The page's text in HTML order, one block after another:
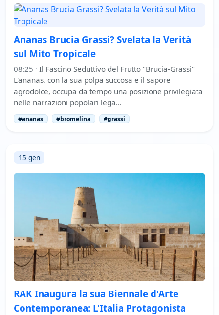
Ananas Brucia Grassi? Svelata la Verità
sul Mito Tropicale
08:25 · Il Fascino Seduttivo del Frutto "Brucia-Grassi"
L'ananas, con la sua polpa succosa e il sapore
agrodolce, occupa da tempo una posizione privilegiata
nelle narrazioni popolari lega…
#ananas #bromelina #grassi
15 gen
RAK Inaugura la sua Biennale d'Arte
Contemporanea: L'Italia Protagonista